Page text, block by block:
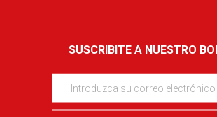
SUSCRIBITE A NUESTRO